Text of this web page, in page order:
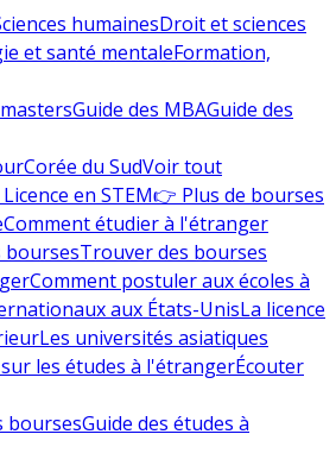
humainesDroit et sciences
et santé mentaleFormation,
Guide des MBAGuide des
Corée du SudVoir tout
Licence en STEM👉 Plus de bourses
Comment étudier à l'étranger
boursesTrouver des bourses
Comment postuler aux écoles à
aux États-UnisLa licence
Les universités asiatiques
les études à l'étrangerÉcouter
boursesGuide des études à